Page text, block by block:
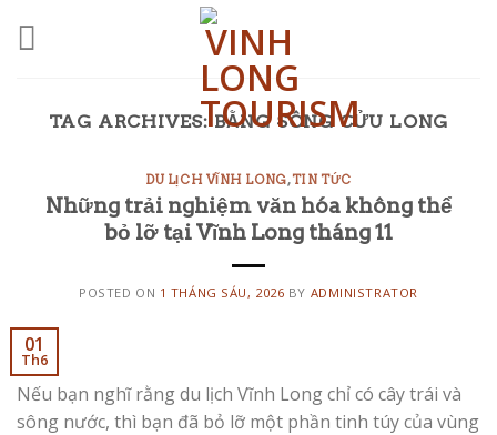
TAG ARCHIVES:BẰNG SÔNG CỬU LONG
DU LỊCH VĨNH LONG,TIN TỨC
Những trải nghiệm văn hóa không thể
bỏ lỡ tại Vĩnh Long tháng 11
POSTED ON 1 THÁNG SÁU, 2026 BY ADMINISTRATOR
01
Th6
Nếu bạn nghĩ rằng du lịch Vĩnh Long chỉ có cây trái và
sông nước, thì bạn đã bỏ lỡ một phần tinh túy của vùng